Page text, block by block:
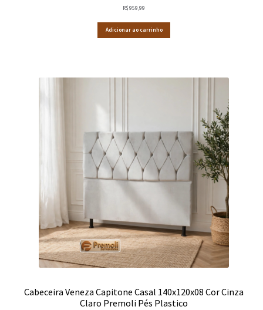
R$959,99
Adicionar ao carrinho
Cabeceira Veneza Capitone Casal 140x120x08 Cor Cinza
Claro Premoli Pés Plastico